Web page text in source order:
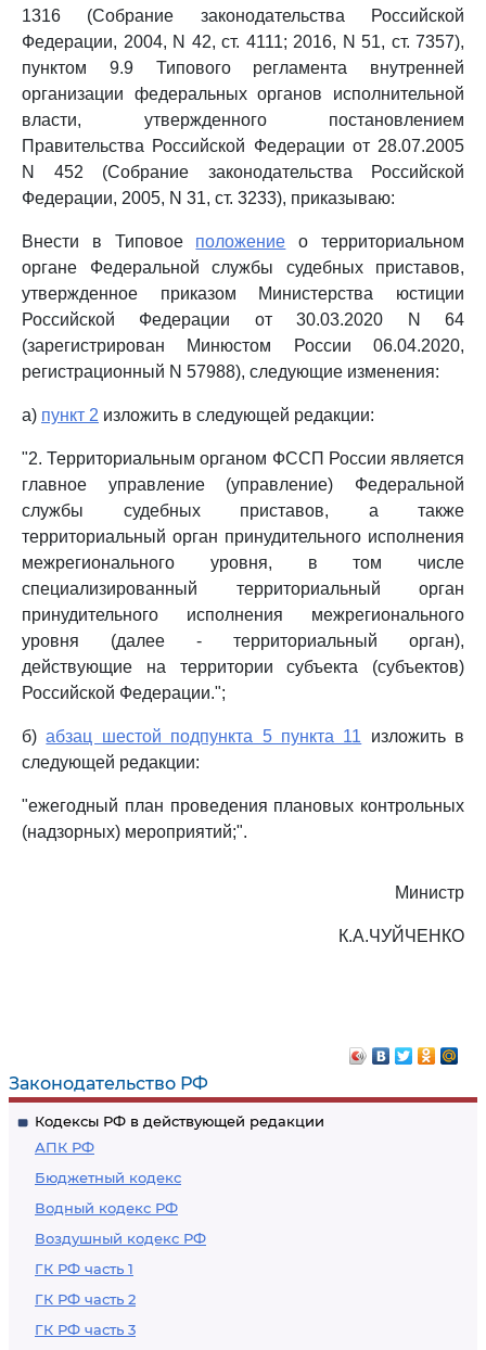
Законодательство РФ
Кодексы РФ в действующей редакции
АПК РФ
Бюджетный кодекс
Водный кодекс РФ
Воздушный кодекс РФ
ГК РФ часть 1
ГК РФ часть 2
ГК РФ часть 3
1316 (Собрание законодательства Российской
Федерации, 2004, N 42, ст. 4111; 2016, N 51, ст. 7357),
пунктом 9.9 Типового регламента внутренней
организации федеральных органов исполнительной
власти, утвержденного постановлением
Правительства Российской Федерации от 28.07.2005
N 452 (Собрание законодательства Российской
Федерации, 2005, N 31, ст. 3233), приказываю:
Внести в Типовое положение о территориальном
органе Федеральной службы судебных приставов,
утвержденное приказом Министерства юстиции
Российской Федерации от 30.03.2020 N 64
(зарегистрирован Минюстом России 06.04.2020,
регистрационный N 57988), следующие изменения:
а) пункт 2 изложить в следующей редакции:
"2. Территориальным органом ФССП России является
главное управление (управление) Федеральной
службы судебных приставов, а также
территориальный орган принудительного исполнения
межрегионального уровня, в том числе
специализированный территориальный орган
принудительного исполнения межрегионального
уровня (далее - территориальный орган),
действующие на территории субъекта (субъектов)
Российской Федерации.";
б)абзац шестой подпункта 5 пункта 11 изложить в
следующей редакции:
"ежегодный план проведения плановых контрольных
(надзорных) мероприятий;".
Министр
К.А.ЧУЙЧЕНКО